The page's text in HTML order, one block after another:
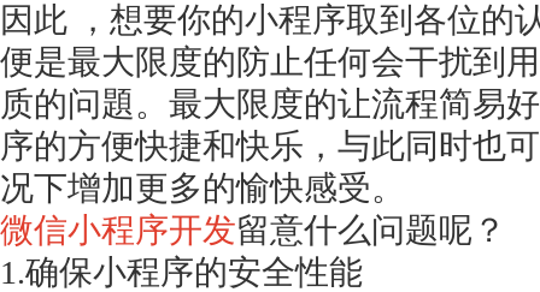
因此
，想要你的小程序取到各位的
便是最大限度的防止任何会干扰到
质的问題。最大限度的让流程简易
序的方便快捷和快乐，与此同时也
况下增加更多的愉快感受。
微信小程序开发留意什么问题呢？
1.确保小程序的安全性能